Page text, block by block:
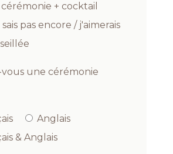
+ cocktail
pas encore / j'aimerais
une cérémonie
Anglais
& Anglais